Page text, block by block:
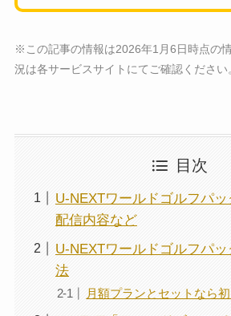
※この記事の情報は2026年1月6日時点の
況は各サービスサイトにてご確認ください
目次
U-NEXTワールドゴルフパッ
配信内容など
U-NEXTワールドゴルフパ
法
月額プランとセットなら